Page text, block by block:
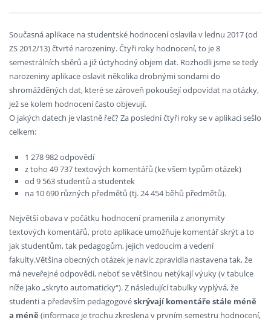
Současná aplikace na studentské hodnocení oslavila v lednu 2017 (od
ZS 2012/13) čtvrté narozeniny. Čtyři roky hodnocení, to je 8
semestrálních sběrů a již úctyhodný objem dat. Rozhodli jsme se tedy
narozeniny aplikace oslavit několika drobnými sondami do
shromážděných dat, které se zároveň pokoušejí odpovídat na otázky,
jež se kolem hodnocení často objevují.
O jakých datech je vlastně řeč? Za poslední čtyři roky se v aplikaci sešlo
celkem:
1 278 982 odpovědí
z toho 49 737 textových komentářů (ke všem typům otázek)
od 9 563 studentů a studentek
na 10 690 různých předmětů (tj. 24 454 běhů předmětů).
Největší obava v počátku hodnocení pramenila z anonymity
textových komentářů, proto aplikace umožňuje komentář skrýt a to
jak studentům, tak pedagogům, jejich vedoucím a vedení
fakulty.Většina obecných otázek je navíc zpravidla nastavena tak, že
má neveřejné odpovědi, neboť se většinou netýkají výuky (v tabulce
níže jako „skryto automaticky“). Z následující tabulky vyplývá, že
studenti a především pedagogovéskrývají komentáře stále méně
a méně (informace je trochu zkreslena v prvním semestru hodnocení,